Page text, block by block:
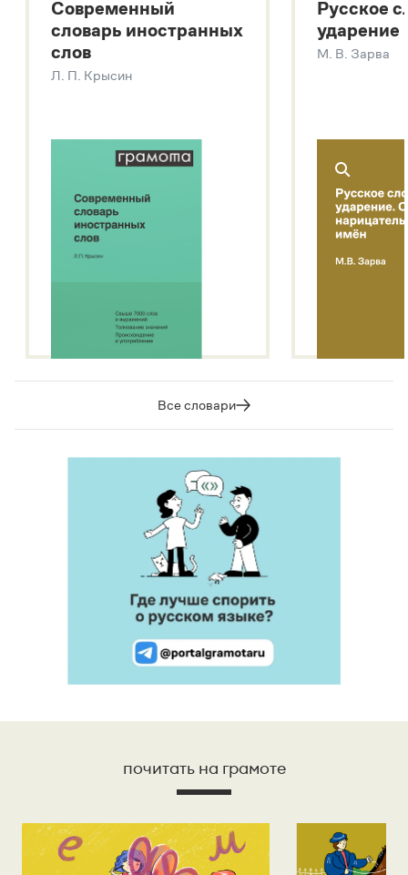
Большой толковый словарь русских глаголов
Современный словарь иностранных слов
Звук – технология синтеза платформы
SaluteSpeech
Современный
словарь иностранных
слов
Л. П. Крысин
Русское
ударение
М. В. Зарва
Все словари
почитать на грамоте